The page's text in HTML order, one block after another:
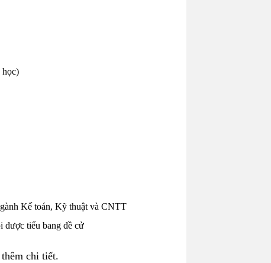
học)
Kế toán, Kỹ thuật và CNTT
được tiểu bang đề cử
chi tiết.